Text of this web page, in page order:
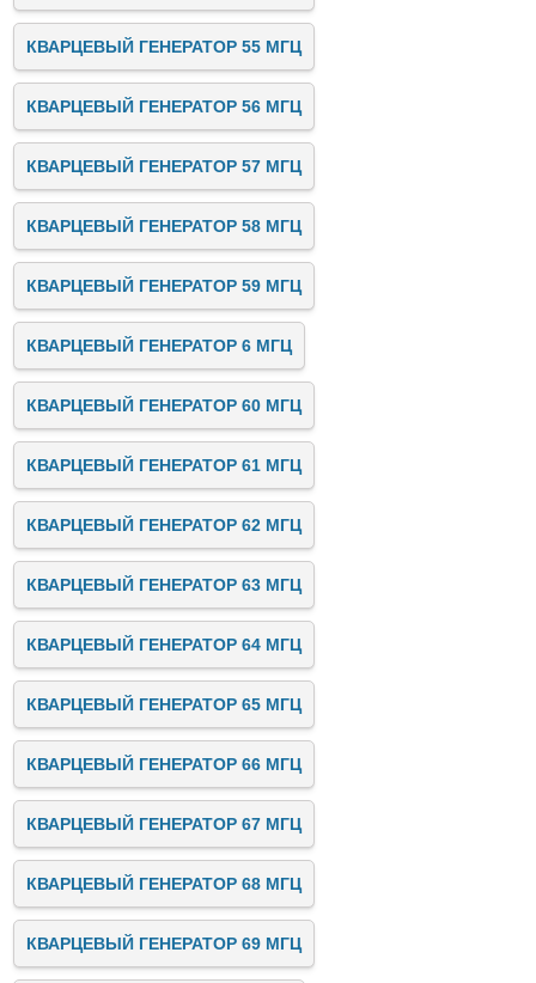
КВАРЦЕВЫЙ ГЕНЕРАТОР 55 МГЦ
КВАРЦЕВЫЙ ГЕНЕРАТОР 56 МГЦ
КВАРЦЕВЫЙ ГЕНЕРАТОР 57 МГЦ
КВАРЦЕВЫЙ ГЕНЕРАТОР 58 МГЦ
КВАРЦЕВЫЙ ГЕНЕРАТОР 59 МГЦ
КВАРЦЕВЫЙ ГЕНЕРАТОР 6 МГЦ
КВАРЦЕВЫЙ ГЕНЕРАТОР 60 МГЦ
КВАРЦЕВЫЙ ГЕНЕРАТОР 61 МГЦ
КВАРЦЕВЫЙ ГЕНЕРАТОР 62 МГЦ
КВАРЦЕВЫЙ ГЕНЕРАТОР 63 МГЦ
КВАРЦЕВЫЙ ГЕНЕРАТОР 64 МГЦ
КВАРЦЕВЫЙ ГЕНЕРАТОР 65 МГЦ
КВАРЦЕВЫЙ ГЕНЕРАТОР 66 МГЦ
КВАРЦЕВЫЙ ГЕНЕРАТОР 67 МГЦ
КВАРЦЕВЫЙ ГЕНЕРАТОР 68 МГЦ
КВАРЦЕВЫЙ ГЕНЕРАТОР 69 МГЦ